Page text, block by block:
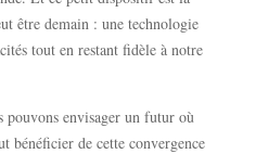
être demain : une technologie
tout en restant fidèle à notre
envisager un futur où
bénéficier de cette convergence